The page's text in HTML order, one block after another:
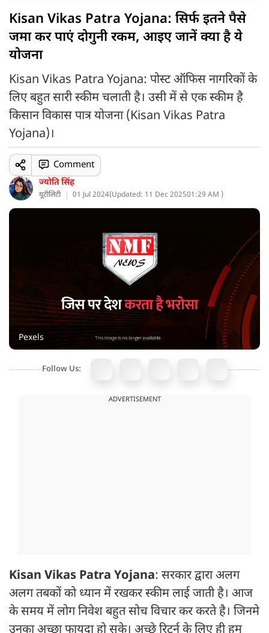
Kisan Vikas Patra Yojana: सिर्फ इतने पैसे
जमा कर पाएं दोगुनी रकम, आइए जानें क्या है ये
योजना
Kisan Vikas Patra Yojana: पोस्ट ऑफिस नागरिकों के
लिए बहुत सारी स्कीम चलाती है। उसी में से एक स्कीम है
किसान विकास पात्र योजना (Kisan Vikas Patra
Yojana)।
ज्योति सिंह
यूटीलिटी 01 Jul 2024(Updated: 11 Dec 202501:29 AM )
Comment
Pexels
Follow Us:
ADVERTISEMENT
Kisan Vikas Patra Yojana: सरकार द्वारा अलग
अलग तबकों को ध्यान में रखकर स्कीम लाई जाती है। आज
के समय में लोग निवेश बहुत सोच विचार कर करते है। जिनमे